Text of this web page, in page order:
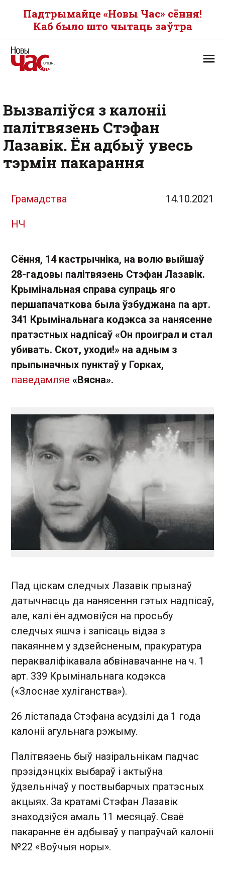
Падтрымайце «Новы Час» сёння!
Каб было што чытаць заўтра
Вызваліўся з калоніі
палітвязень Стэфан
Лазавік. Ён адбыў увесь
тэрмін пакарання
Грамадства 14.10.2021
НЧ
Сёння, 14 кастрычніка, на волю выйшаў
28-гадовы палітвязень Стэфан Лазавік.
Крымінальная справа супраць яго
першапачаткова была ўзбуджана па арт.
341 Крымінальнага кодэкса за нанясенне
пратэстных надпісаў «Он проиграл и стал
убивать. Скот, уходи!» на адным з
прыпыначных пунктаў у Горках,
паведамляе «Вясна».
Пад ціскам следчых Лазавік прызнаў
датычнасць да нанясення гэтых надпісаў,
але, калі ён адмовіўся на просьбу
следчых яшчэ і запісаць відэа з
пакаяннем у здзейсненым, пракуратура
перакваліфікавала абвінавачанне на ч. 1
арт. 339 Крымінальнага кодэкса
(«Злоснае хуліганства»).
26 лістапада Стэфана асудзілі да 1 года
калоніі агульнага рэжыму.
Палітвязень быў назіральнікам падчас
прэзідэнцкіх выбараў і актыўна
ўдзельнічаў у поствыбарчых пратэсных
акцыях. За кратамі Стэфан Лазавік
знаходзіўся амаль 11 месяцаў. Сваё
пакаранне ён адбываў у папраўчай калоніі
№22 «Воўчыя норы».